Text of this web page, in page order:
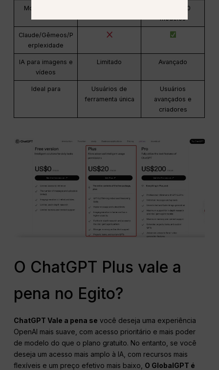
Modelos de IA
Mais de 100
modelos
Claude/Gêmeos/P
erplexidade
IA para imagens e
vídeos
Limitado Avançado
Ideal para
Usuários de
ferramenta única
Usuários
avançados e
criadores
O ChatGPT Plus vale a
pena no Egito?
ChatGPTVale a pena se você deseja uma experiência
OpenAI mais suave, com acesso prioritário e mais poder
de modelo do que o plano gratuito. No entanto, se você
deseja um acesso mais amplo à IA, com recursos mais
flexíveis e um preço efetivo mais baixo, O GlobalGPT é